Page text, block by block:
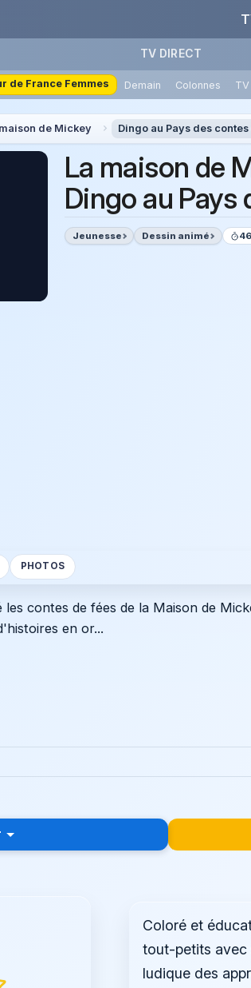
TV DIRECT
de France Femmes Demain Colonnes
de Mickey Dingo au Pays des
La maison de
Dingo au Pays
Jeunesse Dessin animé
PHOTOS
les contes de fées de la Maison de
en or...
Coloré et
tout-petits avec
ludique des